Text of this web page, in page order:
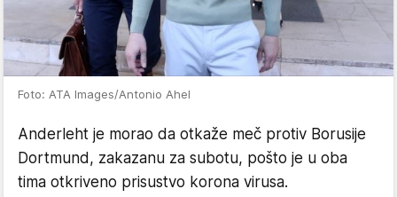
Foto: ATA Images/Antonio Ahel
Anderleht je morao da otkaže meč protiv Borusije
Dortmund, zakazanu za subotu, pošto je u oba
tima otkriveno prisustvo korona virusa.